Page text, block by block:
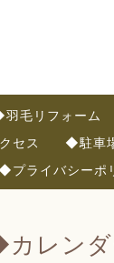
毛リフォーム
セス ◆駐車
◆プライバシーポ
レンダ